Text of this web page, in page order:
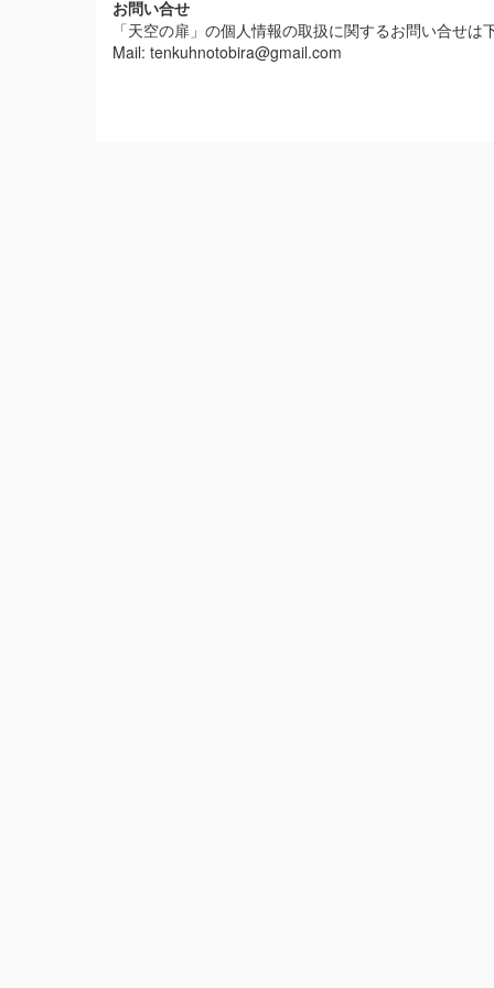
お問い合せ
「天空の扉」の個人情報の取扱に関するお問い合せは
Mail: tenkuhnotobira@gmail.com